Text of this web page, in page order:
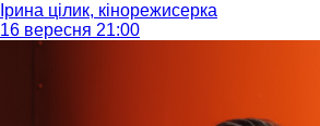
Ірина цілик, кінорежисерка
16 вересня 21:00